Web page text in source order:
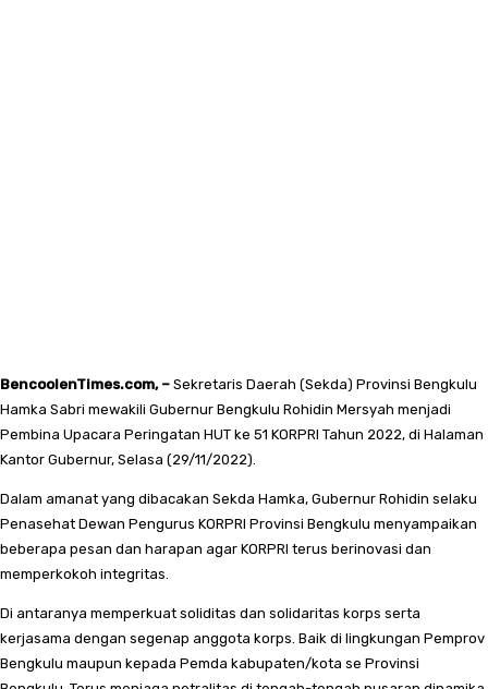
BencoolenTimes.com, – Sekretaris Daerah (Sekda) Provinsi Bengkulu
Hamka Sabri mewakili Gubernur Bengkulu Rohidin Mersyah menjadi
Pembina Upacara Peringatan HUT ke 51 KORPRI Tahun 2022, di Halaman
Kantor Gubernur, Selasa (29/11/2022).
Dalam amanat yang dibacakan Sekda Hamka, Gubernur Rohidin selaku
Penasehat Dewan Pengurus KORPRI Provinsi Bengkulu menyampaikan
beberapa pesan dan harapan agar KORPRI terus berinovasi dan
memperkokoh integritas.
Di antaranya memperkuat soliditas dan solidaritas korps serta
kerjasama dengan segenap anggota korps. Baik di lingkungan Pemprov
Bengkulu maupun kepada Pemda kabupaten/kota se Provinsi